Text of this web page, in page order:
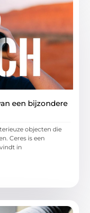
een bijzondere
objecten die
Ceres is een
in